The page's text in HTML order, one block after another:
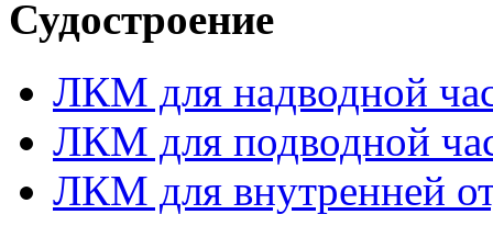
Судостроение
ЛКМ для надводной
ЛКМ для подводной
ЛКМ для внутренней